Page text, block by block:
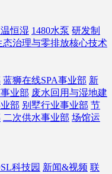
恒湿 1480水泵 研发制
态治理与零排放核心技术
蓝狮在线SPA事业部 新
业部 废水回用与湿地建
部 别墅行业事业部 节
二次供水事业部 场馆运
科技园 新闻&视频 联